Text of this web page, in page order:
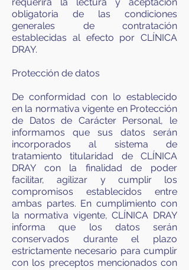
obligatoria de las condiciones
generales de contratación
establecidas al efecto por CLÍNICA
DRAY.
Protección de datos
De conformidad con lo establecido
en la normativa vigente en Protección
de Datos de Carácter Personal, le
informamos que sus datos serán
incorporados al sistema de
tratamiento titularidad de CLÍNICA
DRAY con la finalidad de poder
facilitar, agilizar y cumplir los
compromisos establecidos entre
ambas partes. En cumplimiento con
la normativa vigente, CLÍNICA DRAY
informa que los datos serán
conservados durante el plazo
estrictamente necesario para cumplir
con los preceptos mencionados con